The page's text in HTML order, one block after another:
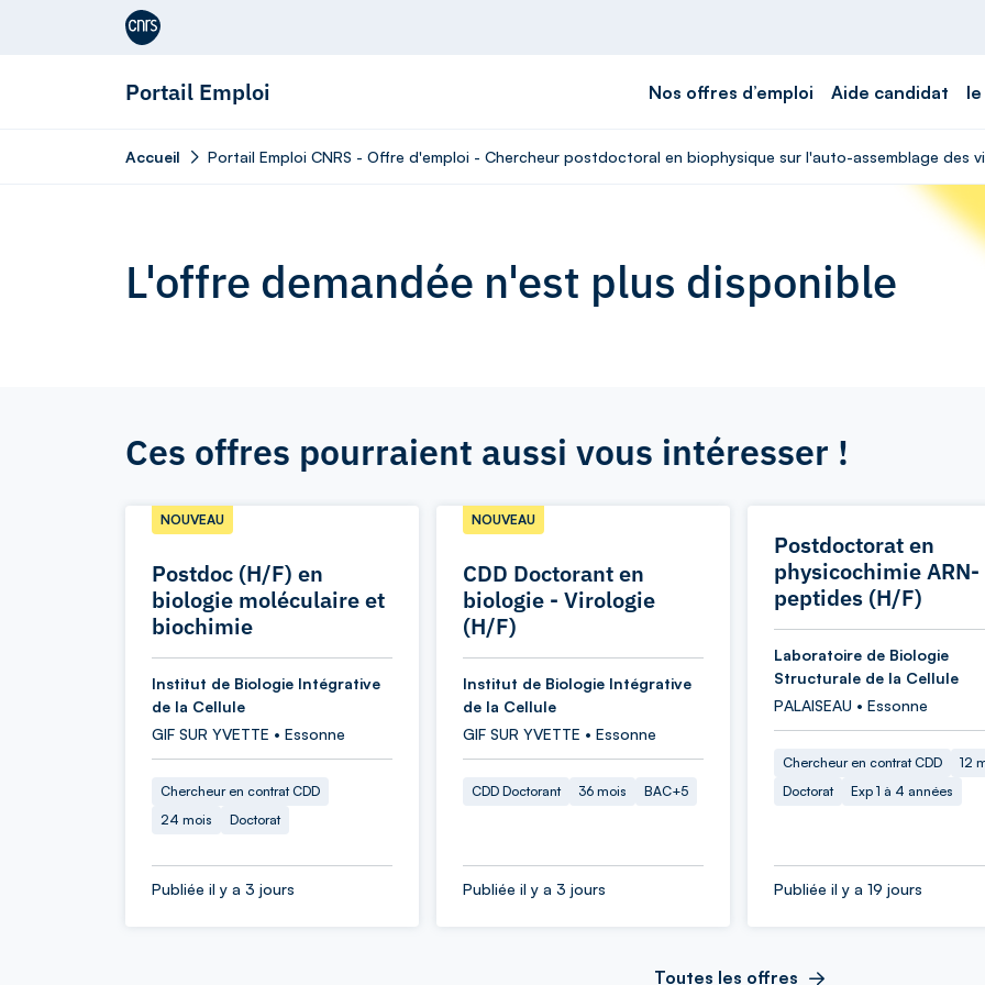
Aller au contenu
Portail Emploi Nos offres d’emploi Aide candidat
Accueil Portail Emploi CNRS - Offre d'emploi - Chercheur postdoctoral en biophysique sur l'auto-assemblage des
L'offre demandée n'est plus disponible
Ces offres pourraient aussi vous intéresser !
Postdoc (H/F) en
biologie moléculaire et
biochimie
NOUVEAU
Institut de Biologie Intégrative
de la Cellule
GIF SUR YVETTE • Essonne
Chercheur en contrat CDD
24 mois
Doctorat
Publiée il y a 3 jours
CDD Doctorant en
biologie - Virologie
(H/F)
NOUVEAU
Institut de Biologie Intégrative
de la Cellule
GIF SUR YVETTE • Essonne
CDD Doctorant 36 mois BAC+5
Publiée il y a 3 jours
Postdoctorat en
physicochimie ARN-
peptides (H/F)
Laboratoire de Biologie
Structurale de la Cellule
PALAISEAU • Essonne
Chercheur en contrat CDD
12
Doctorat
Exp 1 à 4 années
Publiée il y a 19 jours
Toutes les offres